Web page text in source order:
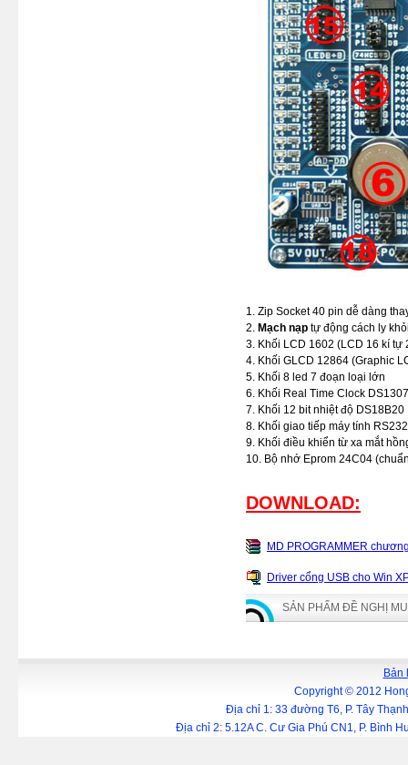
1. Zip Socket 40 pin dễ dàng
2. Mạch nạp tự động cách ly
3. Khối LCD 1602 (LCD 16 kí tự
4. Khối GLCD 12864 (Graphic
5. Khối 8 led 7 đoạn loại lớn
6. Khối Real Time Clock
7. Khối 12 bit nhiệt độ DS18B20
8. Khối giao tiếp máy tính RS232
9. Khối điều khiển từ xa mắt
10. Bộ nhớ Eprom 24C04
DOWNLOAD:
MD PROGRAMMER
Driver cổng USB cho Win
SẢN PHẨM ĐỀ NGHỊ
Bản
Copyright © 2012
Địa chỉ 1: 33 đường T6, P. Tây
Địa chỉ 2: 5.12A C. Cư Gia Phú CN1, P. Bình